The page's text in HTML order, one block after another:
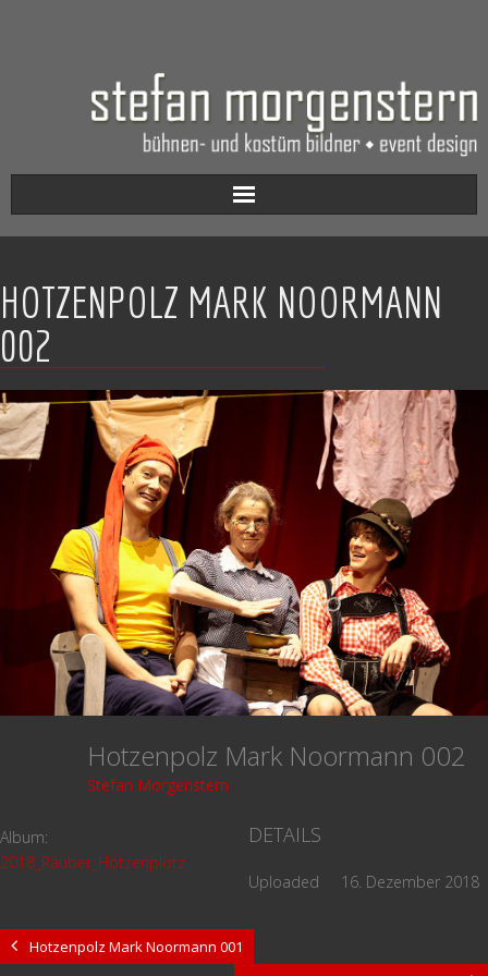
Aktuell
Werkverzeichnis
Biografie
Kontakt
HOTZENPOLZ MARK NOORMANN
002
Hotzenpolz Mark Noormann 002
Stefan Morgenstern
Album:
2018_Räuber_Hotzenplotz
DETAILS
Uploaded 16. Dezember 2018
Hotzenpolz Mark Noormann 001